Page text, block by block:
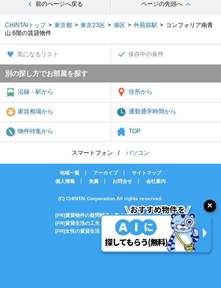
前のページへ戻る ページの先頭へ
CHINTAIトップ 東京都 東京23区 港区 外苑前駅
コンフォリア南青
山 6階の賃貸物件
気になるリスト 保存中の条件
別の探し方でお部屋を探す
沿線・駅から 住所から
家賃相場から 通勤通学時間から
物件特集から TOP
スマートフォン パソコン
地域一覧 アーカイブ
サイトマップ
個人情報
免責 お問合せ 会社案内
(C) CHINTAI Corporation All rights reserved.
[PR]賃貸物件の疑問解決！教えてエイブルAGENT
[PR]賃貸生活の工夫を紹介！CHINTAI情報局
[PR]女性の賃貸生活を応援！Woman.CHINTAI